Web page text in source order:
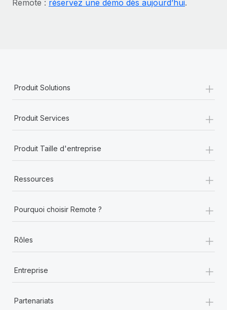
Remote : réservez une démo dès aujourd’hui.
Produit Solutions +
Produit Services +
Produit Taille d'entreprise +
Ressources +
Pourquoi choisir Remote ? +
Rôles +
Entreprise +
Partenariats +